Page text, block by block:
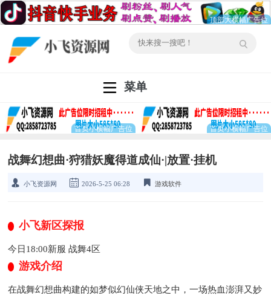
菜单
战舞幻想曲·狩猎妖魔得道成仙·|放置·挂机
小飞资源网 2026-5-25 06:28 游戏软件
小飞新区探报
今日18:00新服 战舞4区
游戏介绍
在战舞幻想曲构建的如梦似幻仙侠天地之中，一场热血澎湃又妙